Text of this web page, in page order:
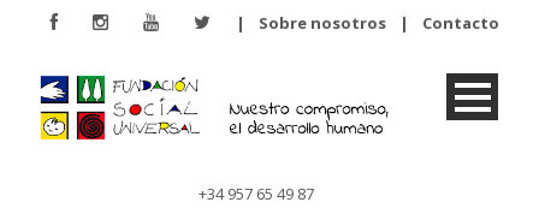
| Sobre nosotros | Contacto
+34 957 65 49 87